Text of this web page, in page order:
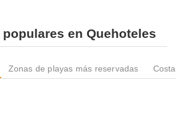
en Quehoteles
Zonas de playas más reservadas